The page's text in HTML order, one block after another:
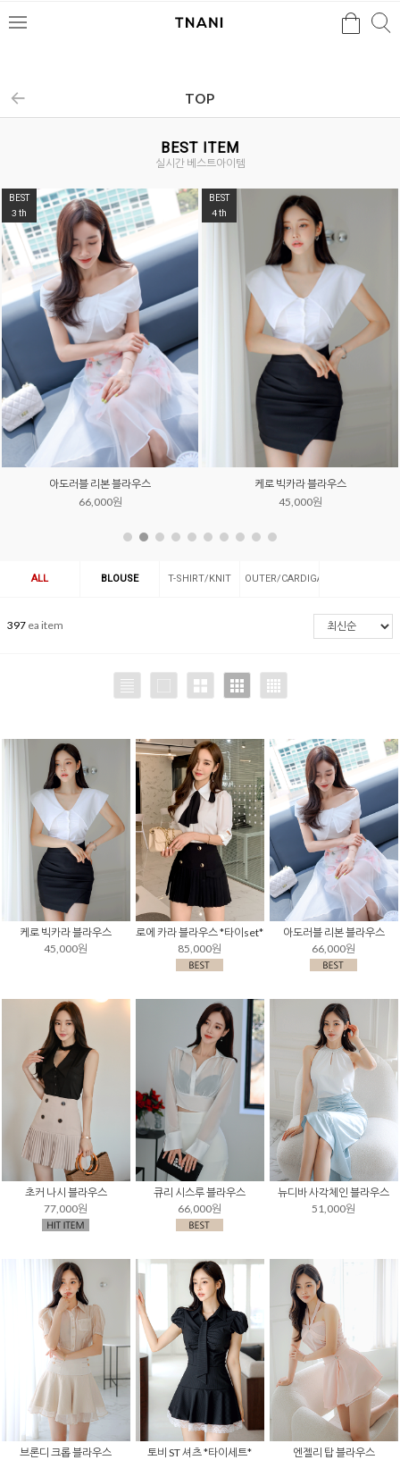
메
검색
TOP
BEST ITEM
실시간 베스트아이템
BEST
3 th
아도러블 리본 블라우스
66,000원
BEST
4th
케로 빅카라 블라우스
45,000원
ALL BLOUSE T-SHIRT/KNIT OUTER/CARDIGAN
397 ea item
케로 빅카라 블라우스
45,000원
로에 카라 블라우스 *타이set*
85,000원
아도러블 리본 블라우스
66,000원
초커 나시 블라우스
77,000원
큐리 시스루 블라우스
66,000원
뉴디바 사각체인 블라우스
51,000원
브론디 크롭 블라우스
토비 ST 셔츠 *타이세트*
엔젤리 탑 블라우스